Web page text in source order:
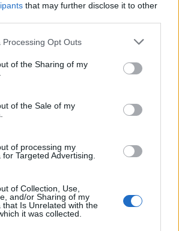
that may further disclose it to other
Processing Opt Outs
of the Sharing of my
of the Sale of my
of processing my
Targeted Advertising.
of Collection, Use,
and/or Sharing of my
that Is Unrelated with the
it was collected.
προς τις 211 ομοσπονδίες-μέλη
συμβουλίου σε Ινφαντίνο
στο α' εξάμηνο, στα 550
Στα 65 τα κρούσματα στην
σε μία εβδομάδα, έξι